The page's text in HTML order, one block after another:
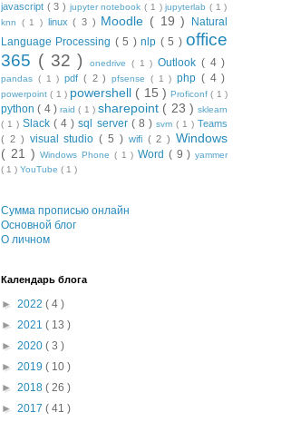
javascript ( 3 ) jupyter notebook( 1 )jupyterlab ( 1 )
knn ( 1 ) linux( 3 ) Moodle ( 19 )
Natural
Language Processing ( 5 )nlp ( 5 )office
365 ( 32 ) onedrive ( 1 ) Outlook ( 4 )
pandas ( 1 ) pdf ( 2 ) pfsense ( 1 ) php ( 4 )
powerpoint( 1 ) powershell ( 15 ) Proficonf( 1 )
python( 4 ) raid( 1 ) sharepoint ( 23 ) sklearn
( 1 )Slack( 4 )sql server ( 8 ) svm ( 1 ) Teams
( 2 ) visual studio( 5 ) wifi ( 2 )Windows
( 21 )Windows Phone ( 1 ) Word ( 9 ) yammer
( 1 ) YouTube ( 1 )
Сумма прописью онлайн
Основной блог
О личном
Календарь блога
► 2022 ( 4 )
► 2021 ( 13 )
► 2020 ( 3 )
► 2019 ( 10 )
► 2018 ( 26 )
► 2017 ( 41 )